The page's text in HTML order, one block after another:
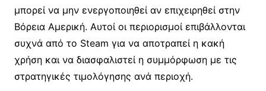
μπορεί να μην ενεργοποιηθεί αν επιχειρηθεί στην
Βόρεια Αμερική. Αυτοί οι περιορισμοί επιβάλλονται
συχνά από το Steam για να αποτραπεί η κακή
χρήση και να διασφαλιστεί η συμμόρφωση με τις
στρατηγικές τιμολόγησης ανά περιοχή.